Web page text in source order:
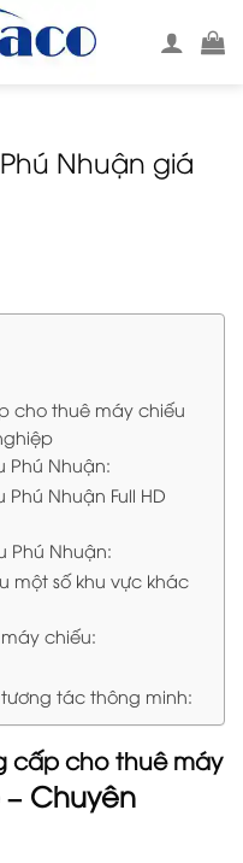
Nhuận giá
cho thuê máy chiếu
Phú Nhuận:
Nhuận Full HD
Phú Nhuận:
một số khu vực khác
chiếu:
tác thông minh:
cấp cho thuê máy
Chuyên